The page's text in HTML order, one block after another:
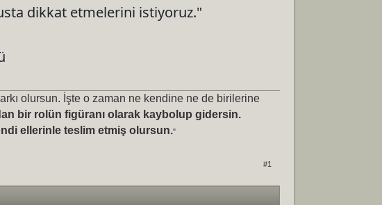
dikkat etmelerini istiyoruz."
olursun. İşte o zaman ne kendine ne de birilerine
bir rolün figüranı olarak kaybolup gidersin.
ellerinle teslim etmiş olursun."
#1